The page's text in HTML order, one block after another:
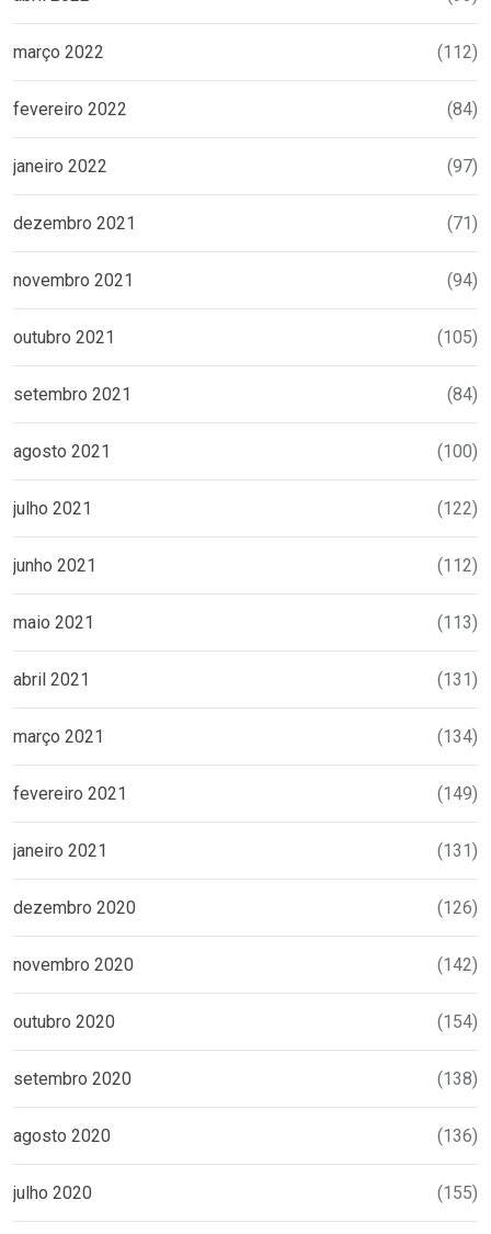
março 2022 (112)
fevereiro 2022 (84)
janeiro 2022 (97)
dezembro 2021 (71)
novembro 2021 (94)
outubro 2021 (105)
setembro 2021 (84)
agosto 2021 (100)
julho 2021 (122)
junho 2021 (112)
maio 2021 (113)
abril 2021 (131)
março 2021 (134)
fevereiro 2021 (149)
janeiro 2021 (131)
dezembro 2020 (126)
novembro 2020 (142)
outubro 2020 (154)
setembro 2020 (138)
agosto 2020 (136)
julho 2020 (155)